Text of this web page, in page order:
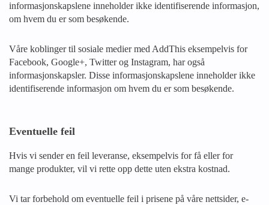
informasjonskapslene inneholder ikke identifiserende informasjon,
om hvem du er som besøkende.
Våre koblinger til sosiale medier med AddThis eksempelvis for
Facebook, Google+, Twitter og Instagram, har også
informasjonskapsler. Disse informasjonskapslene inneholder ikke
identifiserende informasjon om hvem du er som besøkende.
Eventuelle feil
Hvis vi sender en feil leveranse, eksempelvis for få eller for
mange produkter, vil vi rette opp dette uten ekstra kostnad.
Vi tar forbehold om eventuelle feil i prisene på våre nettsider, e-